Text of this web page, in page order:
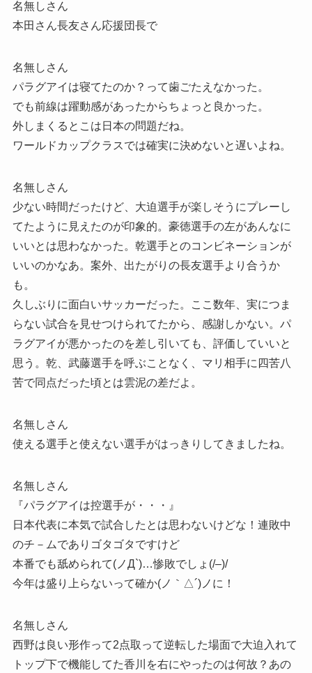
名無しさん
本田さん長友さん応援団長で
名無しさん
パラグアイは寝てたのか？って歯ごたえなかった。
でも前線は躍動感があったからちょっと良かった。
外しまくるとこは日本の問題だね。
ワールドカップクラスでは確実に決めないと遅いよね。
名無しさん
少ない時間だったけど、大迫選手が楽しそうにプレーし
てたように見えたのが印象的。豪徳選手の左があんなに
いいとは思わなかった。乾選手とのコンビネーションが
いいのかなあ。案外、出たがりの長友選手より合うか
も。
久しぶりに面白いサッカーだった。ここ数年、実につま
らない試合を見せつけられてたから、感謝しかない。パ
ラグアイが悪かったのを差し引いても、評価していいと
思う。乾、武藤選手を呼ぶことなく、マリ相手に四苦八
苦で同点だった頃とは雲泥の差だよ。
名無しさん
使える選手と使えない選手がはっきりしてきましたね。
名無しさん
『パラグアイは控選手が・・・』
日本代表に本気で試合したとは思わないけどな！連敗中
のチ－ムでありゴタゴタですけど
本番でも舐められて(ノД`)…惨敗でしょ(/–)/
今年は盛り上らないって確か(ノ｀△´)ノに！
名無しさん
西野は良い形作って2点取って逆転した場面で大迫入れて
トップ下で機能してた香川を右にやったのは何故？あの